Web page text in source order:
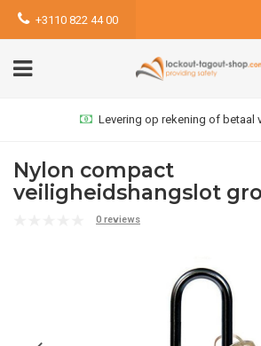
+3110 822 44 00
Levering op rekening of betaal
Nylon compact
veiligheidshangslot
0 reviews